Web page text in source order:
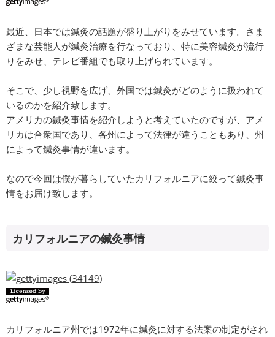
最近、日本では鍼灸の話題が盛り上がりをみせています。さま
ざまな芸能人が鍼灸治療を行なっており、特に美容鍼灸が流行
りをみせ、テレビ番組でも取り上げられています。
そこで、少し視野を広げ、外国では鍼灸がどのように扱われて
いるのかを紹介致します。
アメリカの鍼灸事情を紹介しようと考えていたのですが、アメ
リカは合衆国であり、各州によって法律が違うこともあり、州
によって鍼灸事情が違います。
なので今回は僕が暮らしていたカリフォルニアに絞って鍼灸事
情をお届け致します。
カリフォルニアの鍼灸事情
カリフォルニア州では1972年に鍼灸に対する法案の制定がされ